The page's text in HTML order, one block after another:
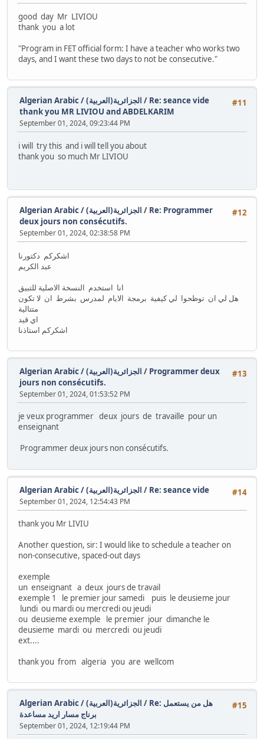
good day Mr LIVIOU
thank you a lot
"Program in FET official form: I have a teacher who works two
days, and I want these two days to not be consecutive."
#11 Algerian Arabic / (الجزائرية(العربية / Re: seance vide
thank you MR LIVIOU and ABDELKARIM
September 01, 2024, 09:23:44 PM
i will try this and i will tell you about
thank you so much Mr LIVIOU
#12 Algerian Arabic / (الجزائرية(العربية / Re: Programmer
deux jours non consécutifs.
September 01, 2024, 02:38:58 PM
اشكركم دكتورنا
عبد الكريم
انا استخدم النسخة الاصلية للتبيق
هل لي ان توظحوا لي كيفية برمجة الايام لمدرس بشرط ان لا تكون
متتالية
اي قيد
اشكركم استاذنا
#13 Algerian Arabic / (الجزائرية(العربية / Programmer deux
jours non consécutifs.
September 01, 2024, 01:53:52 PM
je veux programmer deux jours de travaille pour un
enseignant
Programmer deux jours non consécutifs.
#14 Algerian Arabic / (الجزائرية(العربية / Re: seance vide
September 01, 2024, 12:54:43 PM
thank you Mr LIVIU
Another question, sir: I would like to schedule a teacher on
non-consecutive, spaced-out days
exemple
un enseignant a deux jours de travail
exemple 1 le premier jour samedi puis le deusieme jour
lundi ou mardi ou mercredi ou jeudi
ou deusieme exemple le premier jour dimanche le
deusieme mardi ou mercredi ou jeudi
ext....
thank you from algeria you are wellcom
#15 Algerian Arabic / (الجزائرية(العربية / Re: هل من يستعمل
برناج مسار اريد مساعدة
September 01, 2024, 12:19:44 PM